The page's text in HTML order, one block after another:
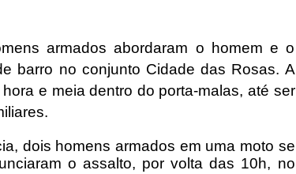
armados abordaram o homem e o
barro no conjunto Cidade das Rosas. A
e meia dentro do porta-malas, até ser
dois homens armados em uma moto se
o assalto, por volta das 10h, no